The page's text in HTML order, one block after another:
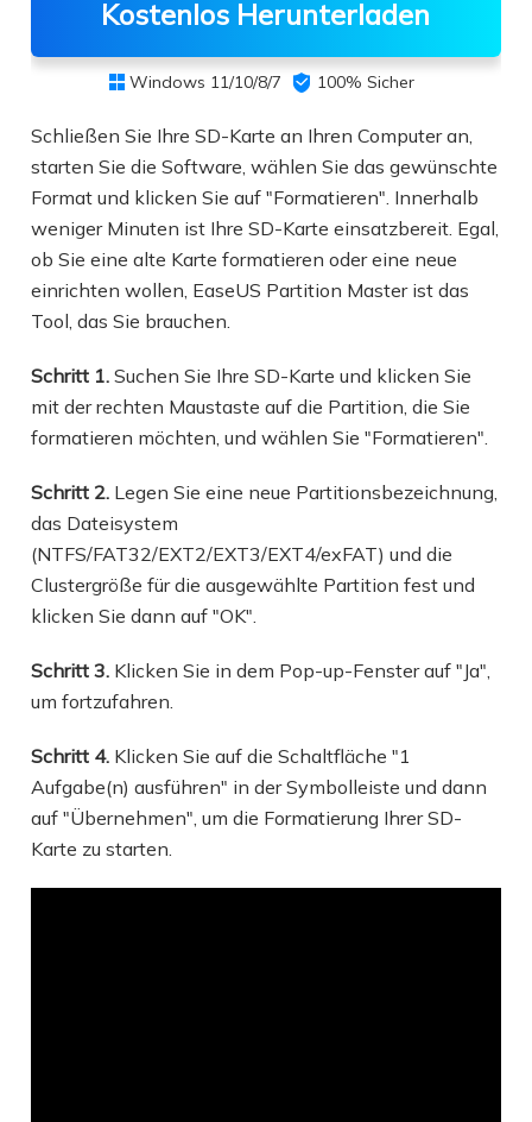
Kostenlos Herunterladen
 Windows 11/10/8/7  100% Sicher
Schließen Sie Ihre SD-Karte an Ihren Computer an,
starten Sie die Software, wählen Sie das gewünschte
Format und klicken Sie auf "Formatieren". Innerhalb
weniger Minuten ist Ihre SD-Karte einsatzbereit. Egal,
ob Sie eine alte Karte formatieren oder eine neue
einrichten wollen, EaseUS Partition Master ist das
Tool, das Sie brauchen.
Schritt 1.Suchen Sie Ihre SD-Karte und klicken Sie
mit der rechten Maustaste auf die Partition, die Sie
formatieren möchten, und wählen Sie "Formatieren".
Schritt 2. Legen Sie eine neue Partitionsbezeichnung,
das Dateisystem
(NTFS/FAT32/EXT2/EXT3/EXT4/exFAT) und die
Clustergröße für die ausgewählte Partition fest und
klicken Sie dann auf "OK".
Schritt 3. Klicken Sie in dem Pop-up-Fenster auf "Ja",
um fortzufahren.
Schritt 4. Klicken Sie auf die Schaltfläche "1
Aufgabe(n) ausführen" in der Symbolleiste und dann
auf "Übernehmen", um die Formatierung Ihrer SD-
Karte zu starten.